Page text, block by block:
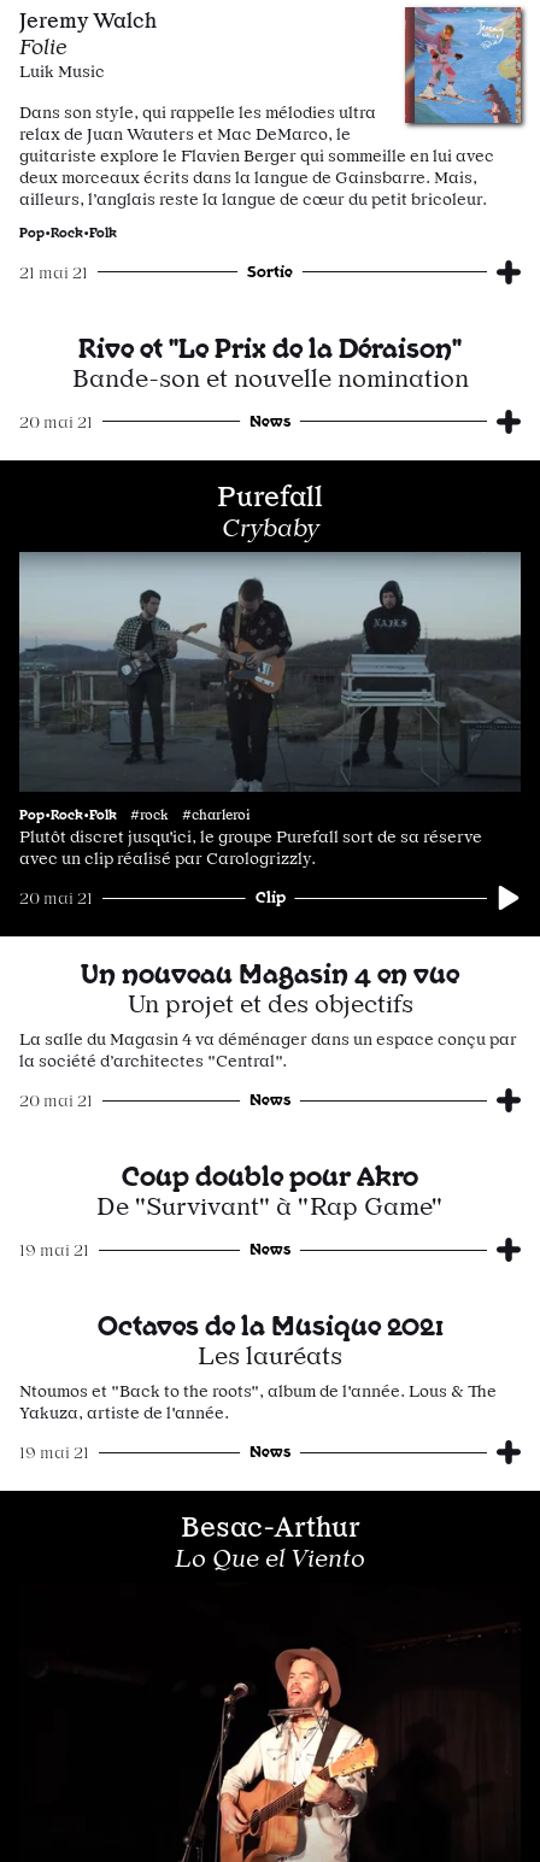
Jeremy Walch
Folie
Luik Music
Dans son style, qui rappelle les mélodies ultra
relax de Juan Wauters et Mac DeMarco, le
guitariste explore le Flavien Berger qui sommeille en lui avec
deux morceaux écrits dans la langue de Gainsbarre. Mais,
ailleurs, l’anglais reste la langue de cœur du petit bricoleur.
Pop•Rock•Folk
21 mai 21 Sortie
Rive et "Le Prix de la Déraison"
Bande-son et nouvelle nomination
20 mai 21 News
Purefall
Crybaby
Pop•Rock•Folk #rock #charleroi
Plutôt discret jusqu'ici, le groupe Purefall sort de sa réserve
avec un clip réalisé par Carologrizzly.
20 mai 21 Clip
Un nouveau Magasin 4 en vue
Un projet et des objectifs
La salle du Magasin 4 va déménager dans un espace conçu par
la société d’architectes "Central".
20 mai 21 News
Coup double pour Akro
De "Survivant" à "Rap Game"
19 mai 21 News
Octaves de la Musique 2021
Les lauréats
Ntoumos et "Back to the roots", album de l'année. Lous & The
Yakuza, artiste de l'année.
19 mai 21 News
Besac-Arthur
Lo Que el Viento